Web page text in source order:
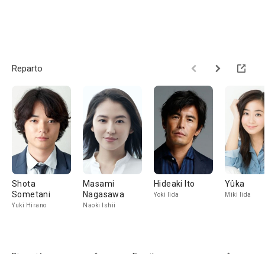
Reparto
Shota
Sometani
Yuki Hirano
Masami
Nagasawa
Naoki Ishii
Hideaki Ito
Yoki Iida
Yûka
Miki Iida